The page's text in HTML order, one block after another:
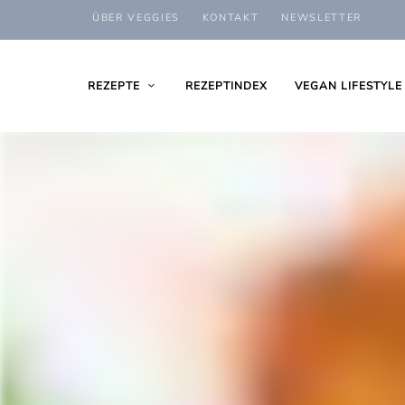
ÜBER VEGGIES KONTAKT NEWSLETTER
REZEPTE REZEPTINDEX VEGAN LIFESTYLE